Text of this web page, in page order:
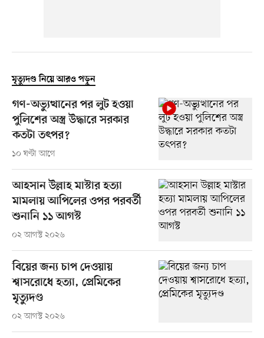
মৃত্যুদণ্ড নিয়ে আরও পড়ুন
গণ-অভ্যুত্থানের পর লুট হওয়া
পুলিশের অস্ত্র উদ্ধারে সরকার
কতটা তৎপর?
১০ ঘণ্টা আগে
আহসান উল্লাহ মাস্টার হত্যা
মামলায় আপিলের ওপর পরবর্তী
শুনানি ১১ আগস্ট
০২ আগস্ট ২০২৬
বিয়ের জন্য চাপ দেওয়ায়
শ্বাসরোধে হত্যা, প্রেমিকের
মৃত্যুদণ্ড
০২ আগস্ট ২০২৬